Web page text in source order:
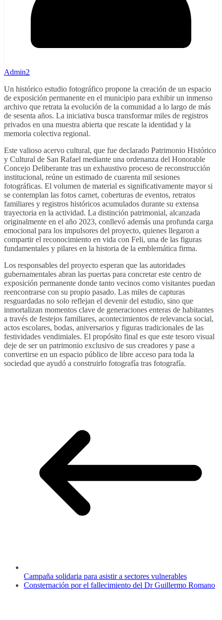
Admin2
Un histórico estudio fotográfico propone la creación de un espacio
de exposición permanente en el municipio para exhibir un inmenso
archivo que retrata la evolución de la comunidad a lo largo de más
de sesenta años. La iniciativa busca transformar miles de registros
privados en una muestra abierta que rescate la identidad y la
memoria colectiva regional.
Este valioso acervo cultural, que fue declarado Patrimonio Histórico
y Cultural de San Rafael mediante una ordenanza del Honorable
Concejo Deliberante tras un exhaustivo proceso de reconstrucción
institucional, reúne un estimado de cuarenta mil sesiones
fotográficas. El volumen de material es significativamente mayor si
se contemplan las fotos carnet, coberturas de eventos, retratos
familiares y registros históricos acumulados durante su extensa
trayectoria en la actividad. La distinción patrimonial, alcanzada
originalmente en el año 2023, conllevó además una profunda carga
emocional para los impulsores del proyecto, quienes llegaron a
compartir el reconocimiento en vida con Feli, una de las figuras
fundamentales y pilares en la historia de la emblemática firma.
Los responsables del proyecto esperan que las autoridades
gubernamentales abran las puertas para concretar este centro de
exposición permanente donde tanto vecinos como visitantes puedan
reencontrarse con su propio pasado. Las miles de capturas
resguardadas no solo reflejan el devenir del estudio, sino que
inmortalizan momentos clave de generaciones enteras de habitantes
a través de festejos familiares, acontecimientos de relevancia social,
actos escolares, bodas, aniversarios y figuras tradicionales de las
festividades vendimiales. El propósito final es que este tesoro visual
deje de ser un patrimonio exclusivo de sus creadores y pase a
convertirse en un espacio público de libre acceso para toda la
sociedad que ayudó a construirlo fotografía tras fotografía.
Campaña solidaria para asistir a sectores vulnerables
Consternación por el fallecimiento del Dr Guillermo Romano